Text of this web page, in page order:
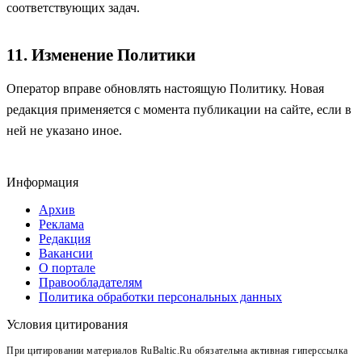
соответствующих задач.
11. Изменение Политики
Оператор вправе обновлять настоящую Политику. Новая
редакция применяется с момента публикации на сайте, если в
ней не указано иное.
Информация
Архив
Реклама
Редакция
Вакансии
О портале
Правообладателям
Политика обработки персональных данных
Условия цитирования
При цитировании материалов RuBaltic.Ru обязательна активная гиперссылка